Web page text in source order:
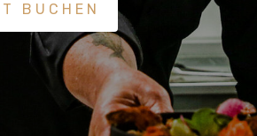
BUCHEN